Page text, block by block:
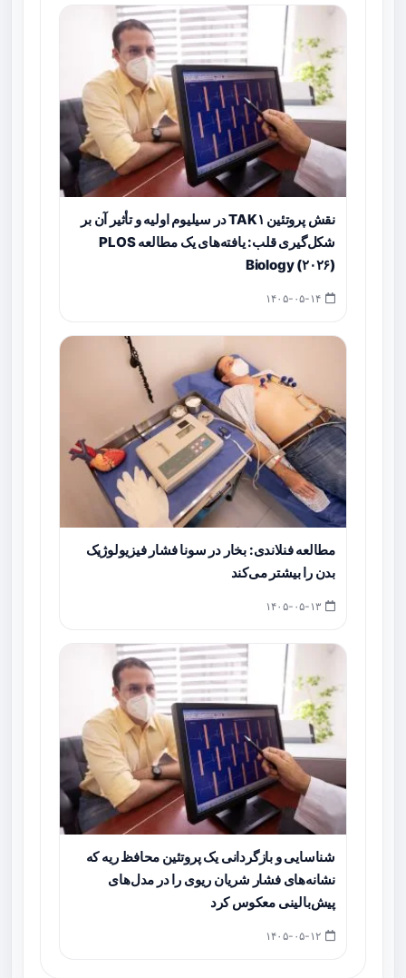
نقش پروتئین TAK۱ در سیلیوم اولیه و تأثیر آن بر
شکل‌گیری قلب: یافته‌های یک مطالعه PLOS
Biology (۲۰۲۶)
مطالعه فنلاندی: بخار در سونا فشار فیزیولوژیک
بدن را بیشتر می‌کند
شناسایی و بازگردانی یک پروتئین محافظ ریه که
نشانه‌های فشار شریان ریوی را در مدل‌های
پیش‌بالینی معکوس کرد